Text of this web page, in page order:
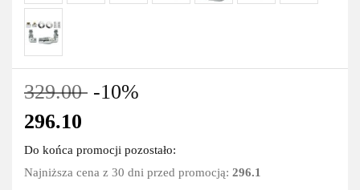
329.00 -10%
296.10
Do końca promocji pozostało:
Najniższa cena z 30 dni przed promocją: 296.1